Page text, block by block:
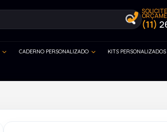
(11)
CADERNO PERSONALIZADO KITS PERSONALIZADOS